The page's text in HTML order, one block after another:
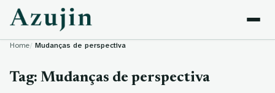
Skip to content
Home Mudanças de perspectiva
Tag: Mudanças de perspectiva